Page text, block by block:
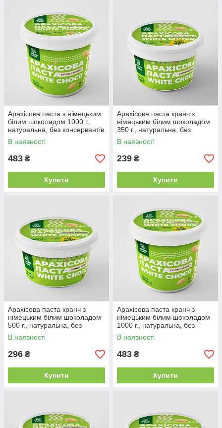
Арахісова паста з німецьким
білим шоколадом 1000 г.,
натуральна, без консервантів
та домішок WHITE CHOCO
В наявності
483 ₴
Купити
Арахісова паста кранч з
німецьким білим шоколадом
350 г., натуральна, без
консервантів WHITE CHOCO
CRUNCH
В наявності
239 ₴
Купити
Арахісова паста кранч з
німецьким білим шоколадом
500 г., натуральна, без
консервантів WHITE CHOCO
CRUNCH
В наявності
296 ₴
Купити
Арахісова паста кранч з
німецьким білим шоколадом
1000 г., натуральна, без
консервантів WHITE CHOCO
CRUNCH
В наявності
483 ₴
Купити